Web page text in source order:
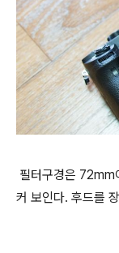
필터구경은 72mm
커 보인다. 후드를